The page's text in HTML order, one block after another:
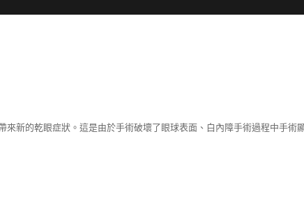
新的乾眼症狀。這是由於手術破壞了眼球表面、白內障手術過程中手術